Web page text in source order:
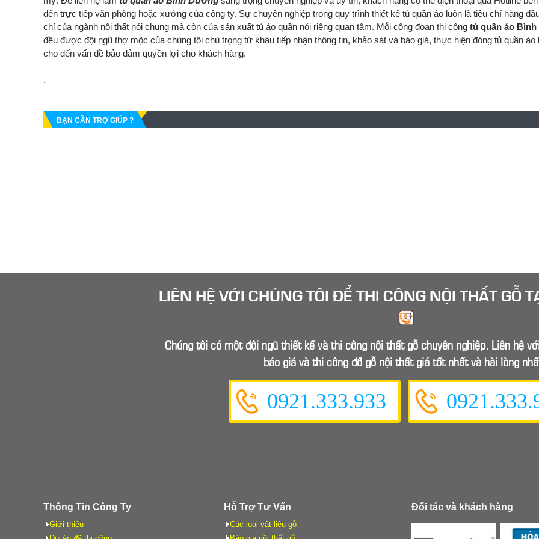
đến trực tiếp văn phòng hoặc xưởng của công ty. Sự chuyên nghiệp trong quy trình thiết kế tủ quần áo luôn là tiêu chí hàng
chỉ của ngành nội thất nói chung mà còn của sản xuất tủ áo quần nói riêng quan tâm. Mỗi công đoạn thi công tủ quần áo
đều được đội ngũ thợ mộc của chúng tôi chú trọng từ khâu tiếp nhận thông tin, khảo sát và báo giá, thực hiện đóng tủ quần áo
cho đến vấn đề bảo đảm quyền lợi cho khách hàng.
.
BẠN CẦN TRỢ GIÚP ?
LIÊN HỆ VỚI CHÚNG TÔI ĐỂ THI CÔNG NỘI THẤT GỖ
Chúng tôi có một đội ngũ thiết kế và thi công nội thất gỗ chuyên nghiệp. Liên hệ
báo giá và thi công đồ gỗ nội thất giá tốt nhất và hài lòng
0921.333.933
Thông Tin Công Ty
Giới thiệu
Hỗ Trợ Tư Vấn
Các loại vật liệu gỗ
Đối tác và khách hàng